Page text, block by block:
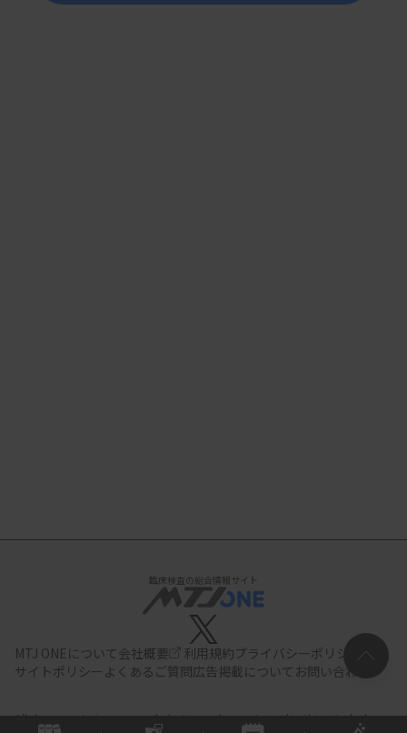
臨床検査の総合情報サイト
MTJ ONEについて会社概要 利用規約プライバシーポリシー
サイトポリシー よくあるご質問広告掲載について お問い合わせ
All documents,images and photographs contained in this site belong